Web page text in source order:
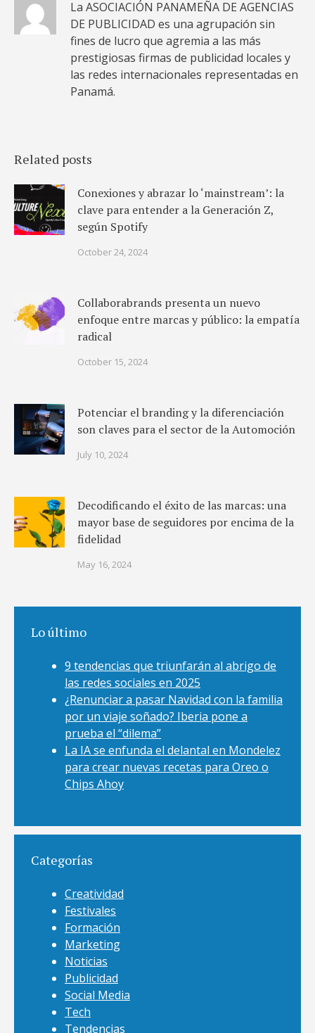
La ASOCIACIÓN PANAMEÑA DE AGENCIAS
DE PUBLICIDAD es una agrupación sin
fines de lucro que agremia a las más
prestigiosas firmas de publicidad locales y
las redes internacionales representadas en
Panamá.
Related posts
Conexiones y abrazar lo ‘mainstream’: la
clave para entender a la Generación Z,
según Spotify
October 24, 2024
Collaborabrands presenta un nuevo
enfoque entre marcas y público: la empatía
radical
October 15, 2024
Potenciar el branding y la diferenciación
son claves para el sector de la Automoción
July 10, 2024
Decodificando el éxito de las marcas: una
mayor base de seguidores por encima de la
fidelidad
May 16, 2024
Lo último
9 tendencias que triunfarán al abrigo de
las redes sociales en 2025
¿Renunciar a pasar Navidad con la familia
por un viaje soñado? Iberia pone a
prueba el “dilema”
La IA se enfunda el delantal en Mondelez
para crear nuevas recetas para Oreo o
Chips Ahoy
Categorías
Creatividad
Festivales
Formación
Marketing
Noticias
Publicidad
Social Media
Tech
Tendencias